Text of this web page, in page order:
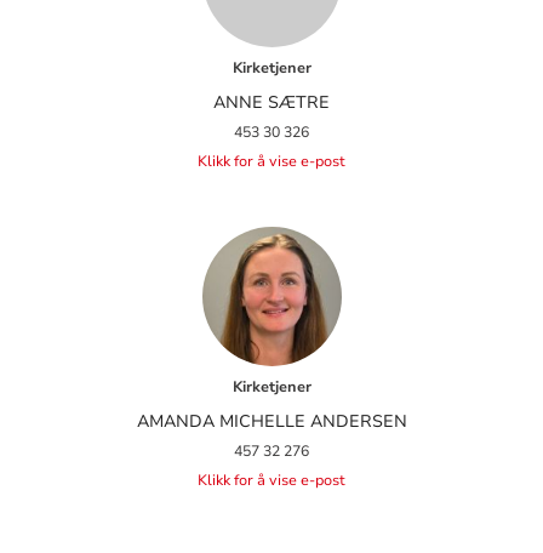
Kirketjener
ANNE SÆTRE
453 30 326
Klikk for å vise e-post
Kirketjener
AMANDA MICHELLE ANDERSEN
457 32 276
Klikk for å vise e-post